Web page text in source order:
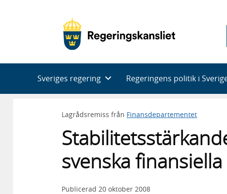
Sveriges regering Regeringens politik i
Lagrådsremiss från Finansdepartementet
svenska
Publicerad 20 oktober 2008